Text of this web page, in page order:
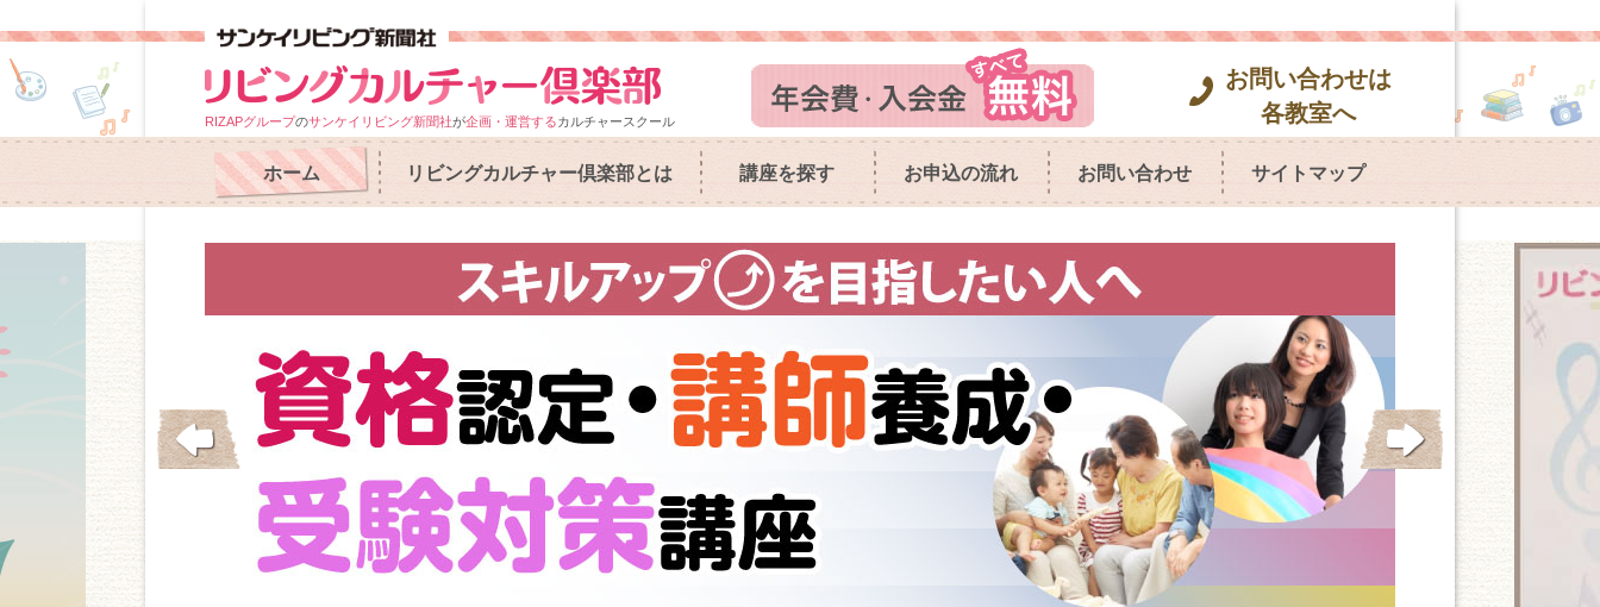
RIZAPグループのサンケイリビング新聞社が企画・運営するカルチャースクール
お問い合わせは
各教室へ
ホーム リビングカルチャー倶楽部とは 講座を探す お申込の流れ お問い合わせ サイトマップ